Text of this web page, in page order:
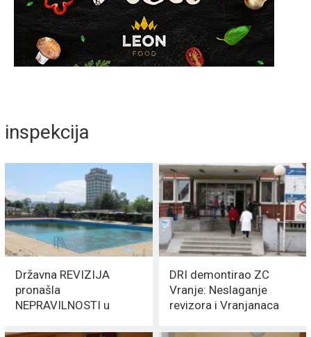
inspekcija
Državna REVIZIJA
pronašla
NEPRAVILNOSTI u
DRI demontirao ZC
Vranje: Neslaganje
revizora i Vranjanaca